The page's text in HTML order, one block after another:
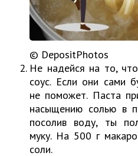
© DepositPhotos
Не надейся на то,
соус. Если они сами
не поможет. Паста
насыщению солью в
посолив воду, ты
муку. На 500 г
соли.